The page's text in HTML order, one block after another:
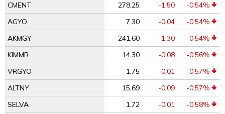
CMENT
278,25 -1,50
-0,54%
AGYO
7,30 -0,04
-0,54%
AKMGY
241,60 -1,30
-0,54%
KIMMR
14,30 -0,08
-0,56%
VRGYO
1,75 -0,01
-0,57%
ALTNY
15,69 -0,09
-0,57%
SELVA
1,72 -0,01
-0,58%